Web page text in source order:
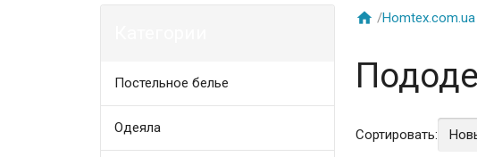
Постельное белье
Одеяла
 /Homtex.com.ua
Сортировать: